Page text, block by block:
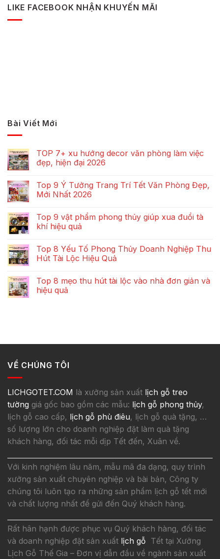
LIKE FACEBOOK NHẬN KHUYẾN MÃI
Bài Viết Mới
TOP 7+ xu hướng decor văn phòng làm việc
đẹp, hiện đại 2026
Top 9 Ý Tưởng Trang Trí Tết Văn Phòng Đẹp,
Mới Nhất 2026
Top 9 vật phẩm phong thủy giúp xua đuổi tà
khí hiệu quả
Top 8 Yếu Tố Phong Thủy Doanh Nghiệp Thu
Hút Tài Lộc Hiệu Quả
Top 8 mẹo thu hút tài lộc vào nhà đơn giản và
hiệu quả
VỀ CHÚNG TÔI
LICHGOTET.COM là xưởng sản xuất lịch gỗ treo
tường giá gốc bao gồm các mẫu: lịch gỗ phong thủy,
lịch gỗ cao cấp, lịch gỗ phù điêu, lịch gỗ quà tặng, …
số lượng lớn cho doanh nghiệp đặt làm quà tặng
khách hàng, đối tác mỗi dịp Tết đến, Xuân về.
Với kinh nghiệm lâu năm, mẫu mã đa dạng, quy trình
xưởng sản xuất chuyên nghiệp và bài bản, Công ty
chúng tôi luôn tạo ra những sản phẩm lịch gỗ tết mới
và chất lượng nhất để gửi đến Quý khách hàng.
Rất hân hạnh được phục vụ Quý khách hàng, đối tác
và doanh nghiệp đặt sản xuất lịch gỗ Tết tại Xưởng
Lịch Gỗ Thế Gia – Đơn vị dẫn đầu về ngành sản xuất